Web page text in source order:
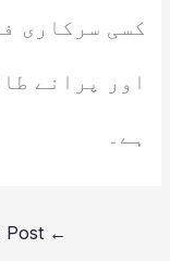
کسی سرکاری
اور پرانے
ہے۔
←